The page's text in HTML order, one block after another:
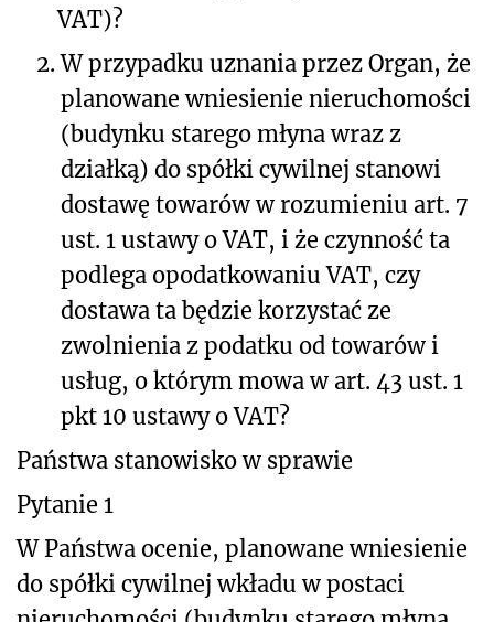
VAT)?
2. W przypadku uznania przez Organ, że
planowane wniesienie nieruchomości
(budynku starego młyna wraz z
działką) do spółki cywilnej stanowi
dostawę towarów w rozumieniu art. 7
ust. 1 ustawy o VAT, i że czynność ta
podlega opodatkowaniu VAT, czy
dostawa ta będzie korzystać ze
zwolnienia z podatku od towarów i
usług, o którym mowa w art. 43 ust. 1
pkt 10 ustawy o VAT?
Państwa stanowisko w sprawie
Pytanie 1
W Państwa ocenie, planowane wniesienie
do spółki cywilnej wkładu w postaci